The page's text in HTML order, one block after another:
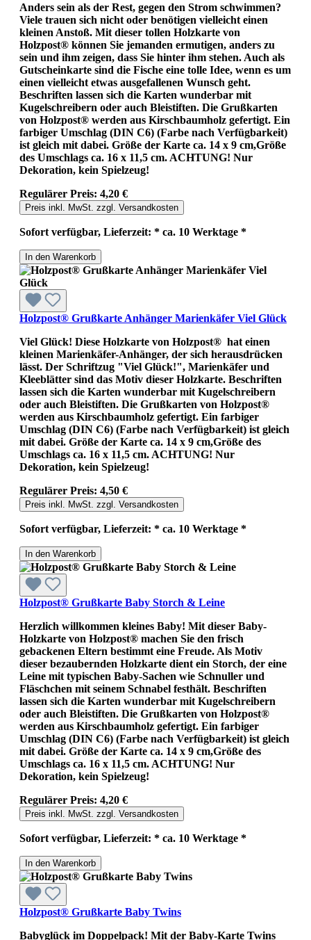
Anders sein als der Rest, gegen den Strom schwimmen?
Viele trauen sich nicht oder benötigen vielleicht einen
kleinen Anstoß. Mit dieser tollen Holzkarte von
Holzpost® können Sie jemanden ermutigen, anders zu
sein und ihm zeigen, dass Sie hinter ihm stehen. Auch als
Gutscheinkarte sind die Fische eine tolle Idee, wenn es um
einen vielleicht etwas ausgefallenen Wunsch geht.
Beschriften lassen sich die Karten wunderbar mit
Kugelschreibern oder auch Bleistiften. Die Grußkarten
von Holzpost® werden aus Kirschbaumholz gefertigt. Ein
farbiger Umschlag (DIN C6) (Farbe nach Verfügbarkeit)
ist gleich mit dabei. Größe der Karte ca. 14 x 9 cm,Größe
des Umschlags ca. 16 x 11,5 cm. ACHTUNG! Nur
Dekoration, kein Spielzeug!
Regulärer Preis: 4,20 €
Preis inkl. MwSt. zzgl. Versandkosten
Sofort verfügbar, Lieferzeit: * ca. 10 Werktage *
In den Warenkorb
Holzpost® Grußkarte Anhänger Marienkäfer Viel Glück
Viel Glück! Diese Holzkarte von Holzpost® hat einen
kleinen Marienkäfer-Anhänger, der sich herausdrücken
lässt. Der Schriftzug "Viel Glück!", Marienkäfer und
Kleeblätter sind das Motiv dieser Holzkarte. Beschriften
lassen sich die Karten wunderbar mit Kugelschreibern
oder auch Bleistiften. Die Grußkarten von Holzpost®
werden aus Kirschbaumholz gefertigt. Ein farbiger
Umschlag (DIN C6) (Farbe nach Verfügbarkeit) ist gleich
mit dabei. Größe der Karte ca. 14 x 9 cm,Größe des
Umschlags ca. 16 x 11,5 cm. ACHTUNG! Nur
Dekoration, kein Spielzeug!
Regulärer Preis: 4,50 €
Preis inkl. MwSt. zzgl. Versandkosten
Sofort verfügbar, Lieferzeit: * ca. 10 Werktage *
In den Warenkorb
Holzpost® Grußkarte Baby Storch & Leine
Herzlich willkommen kleines Baby! Mit dieser Baby-
Holzkarte von Holzpost® machen Sie den frisch
gebackenen Eltern bestimmt eine Freude. Als Motiv
dieser bezaubernden Holzkarte dient ein Storch, der eine
Leine mit typischen Baby-Sachen wie Schnuller und
Fläschchen mit seinem Schnabel festhält. Beschriften
lassen sich die Karten wunderbar mit Kugelschreibern
oder auch Bleistiften. Die Grußkarten von Holzpost®
werden aus Kirschbaumholz gefertigt. Ein farbiger
Umschlag (DIN C6) (Farbe nach Verfügbarkeit) ist gleich
mit dabei. Größe der Karte ca. 14 x 9 cm,Größe des
Umschlags ca. 16 x 11,5 cm. ACHTUNG! Nur
Dekoration, kein Spielzeug!
Regulärer Preis: 4,20 €
Preis inkl. MwSt. zzgl. Versandkosten
Sofort verfügbar, Lieferzeit: * ca. 10 Werktage *
In den Warenkorb
Holzpost® Grußkarte Baby Twins
Babyglück im Doppelpack! Mit der Baby-Karte Twins